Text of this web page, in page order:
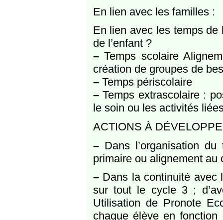
En lien avec les familles :
En lien avec les temps de
de l’enfant ?
–Temps scolaire
création de groupes de
–Temps périscolaire
–Temps extrascolaire :
le soin ou les activités
ACTIONS À
–Dans l’organisation du
primaire ou alignement au
–Dans la continuité avec
sur tout le cycle 3 ;
Utilisation de Pronote
chaque élève en